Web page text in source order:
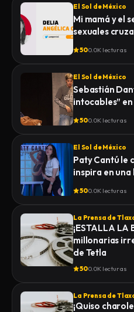
El Sol de México
Mi mamá y el
sexuales
500.0K lecturas
El Sol de México
Sebastián
intocables”
500.0K lecturas
El Sol de México
Paty Cantú le
inspira en
500.0K lecturas
La Prensa de
¡ESTALLA LA
millonarias
de Tetla
500.0K lecturas
La Prensa de
¡Quiso